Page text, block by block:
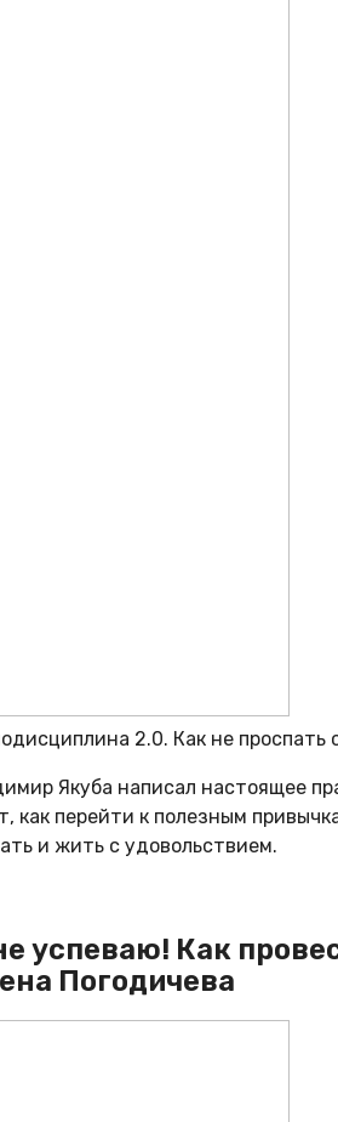
2.0. Как не проспать
Якуба написал настоящее
как перейти к полезным
и жить с удовольствием.
успеваю! Как
Погодичева